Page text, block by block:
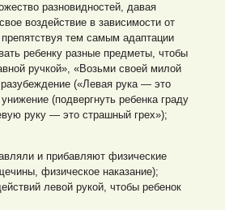
разновидностей, давая
воздействие в зависимости от
тем самым адаптации
ребенку разные предметы, чтобы
ручкой», «Возьми своей милой
(«Левая рука — это
(подвергнуть ребенка граду
руку — это страшный грех»);
и прибавляют физические
физическое наказание);
левой рукой, чтобы ребенок